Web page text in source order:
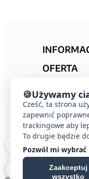
OFERTA
KONTAKT
🍪Używamy
Cześć, ta strona
zapewnić
trackingowe aby
To drugie będzie
Pozwól mi wybrać
Zaakceptuj
wszystko